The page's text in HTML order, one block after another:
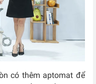
có thêm aptomat để